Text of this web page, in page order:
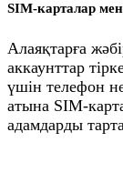
SIM-карталар
Алаяқтарға
аккаунттар
үшін телефон
атына SIM-
адамдарды